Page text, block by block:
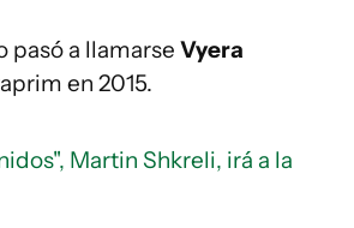
pasó a llamarse Vyera
en 2015.
Martin Shkreli, irá a la